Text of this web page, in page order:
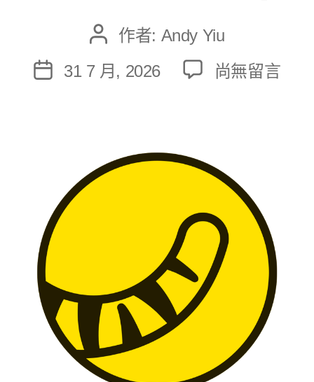
文
章
作者: Andy Yiu
文
31 7 月, 2026
在
證
券
全
面
評
景、
尚無留言